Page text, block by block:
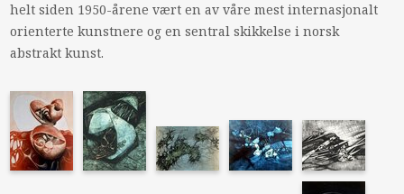
helt siden 1950-årene vært en av våre mest internasjonalt
orienterte kunstnere og en sentral skikkelse i norsk
abstrakt kunst.